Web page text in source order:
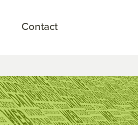
Contact